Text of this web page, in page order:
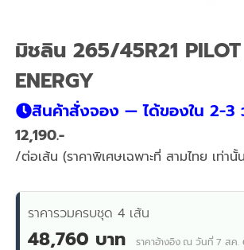
มิชลิน 265/45R21
ENERGY
สินค้าสั่งจอง — ได้ของใน 2-3
12,190
/ต่อเส้น (ราคาพิเศษเฉพาะที่ สามไทย เท่านั้
ราคารวมครบชุด 4 เส้น
48,760 บาท
ราคาอ้างอิง ณ วันที่ 7 ส.ค.